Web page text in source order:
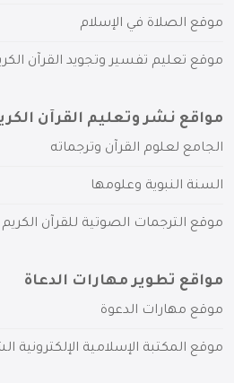
موقع الصلاة في الإسلام
موقع تعليم تفسير وتجويد القرآن
مواقع نشر وتعليم القرآن
الجامع لعلوم القرآن وترجماته
السنة النبوية وعلومها
موقع الترجمات الصوتية للقرآن الكريم
مواقع تطوير مهارات الدعاة
موقع مهارات الدعوة
موقع المكتبة الإسلامية الإلكترونية